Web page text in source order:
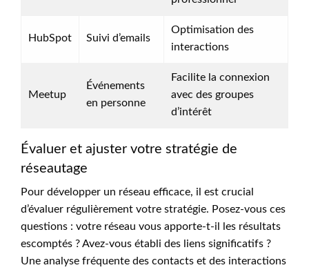
HubSpot Suivi d’emails
Optimisation des
interactions
Meetup
Événements
en personne
Facilite la connexion
avec des groupes
d’intérêt
Évaluer et ajuster votre stratégie de
réseautage
Pour développer un réseau efficace, il est crucial
d’évaluer régulièrement votre stratégie. Posez-vous ces
questions : votre réseau vous apporte-t-il les résultats
escomptés ? Avez-vous établi des liens significatifs ?
Une analyse fréquente des contacts et des interactions